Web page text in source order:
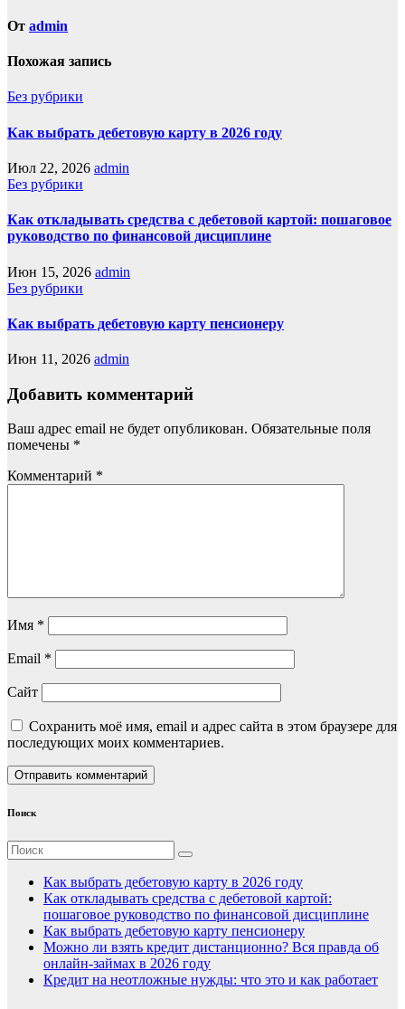
От admin
Похожая запись
Без рубрики
Как выбрать дебетовую карту в 2026 году
Июл 22, 2026 admin
Без рубрики
Как откладывать средства с дебетовой картой: пошаговое
руководство по финансовой дисциплине
Июн 15, 2026 admin
Без рубрики
Как выбрать дебетовую карту пенсионеру
Июн 11, 2026 admin
Добавить комментарий
Ваш адрес email не будет опубликован. Обязательные поля
помечены *
Комментарий *
Имя *
Email *
Сайт
Сохранить моё имя, email и адрес сайта в этом браузере для
последующих моих комментариев.
Поиск
Как выбрать дебетовую карту в 2026 году
Как откладывать средства с дебетовой картой:
пошаговое руководство по финансовой дисциплине
Как выбрать дебетовую карту пенсионеру
Можно ли взять кредит дистанционно? Вся правда об
онлайн-займах в 2026 году
Кредит на неотложные нужды: что это и как работает